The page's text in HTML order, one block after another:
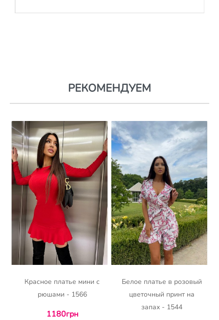
РЕКОМЕНДУЕМ
Красное платье мини с
рюшами - 1566
1180грн
Белое платье в розовый
цветочный принт на
запах - 1544